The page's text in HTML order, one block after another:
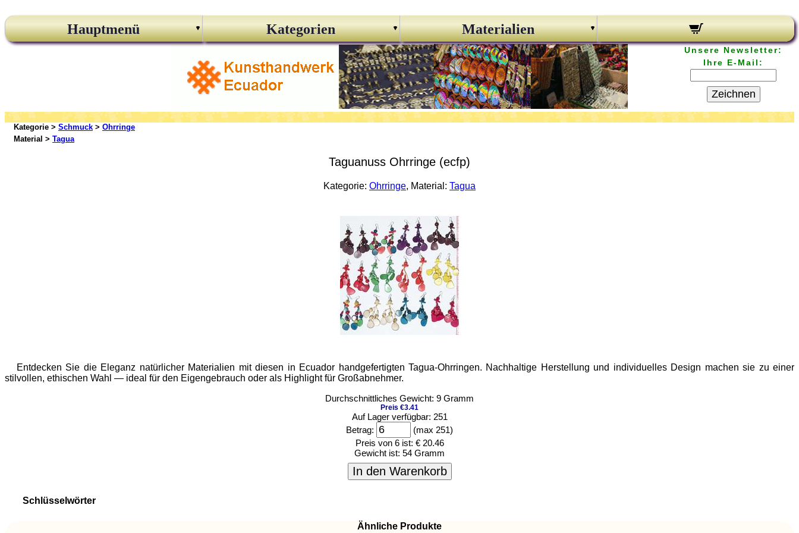
Hauptmenü Kategorien Materialien
Unsere Newsletter:
Ihre E-Mail:
Zeichnen
Kategorie > Schmuck > Ohrringe
Material > Tagua
Taguanuss Ohrringe (ecfp)
Kategorie: Ohrringe, Material: Tagua
Entdecken Sie die Eleganz natürlicher Materialien mit diesen in Ecuador handgefertigten Tagua-Ohrringen. Nachhaltige Herstellung und individuelles Design machen sie zu einer
stilvollen, ethischen Wahl — ideal für den Eigengebrauch oder als Highlight für Großabnehmer.
Durchschnittliches Gewicht: 9 Gramm
Preis €3.41
Auf Lager verfügbar: 251
Betrag:
(max 251)
Preis von 6 ist: € 20.46
Gewicht ist: 54 Gramm
In den Warenkorb
Schlüsselwörter
Ähnliche Produkte